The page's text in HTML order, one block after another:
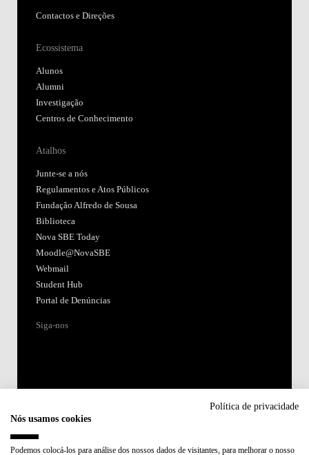
Contactos e Direções
Ecossistema
Alunos
Alumni
Investigação
Centros de Conhecimento
Atalhos
Junte-se a nós
Regulamentos e Atos Públicos
Fundação Alfredo de Sousa
Biblioteca
Nova SBE Today
Moodle@NovaSBE
Webmail
Student Hub
Portal de Denúncias
Siga-nos
Política de privacidade
Nós usamos cookies
Podemos colocá-los para análise dos nossos dados de visitantes, para melhorar o nosso